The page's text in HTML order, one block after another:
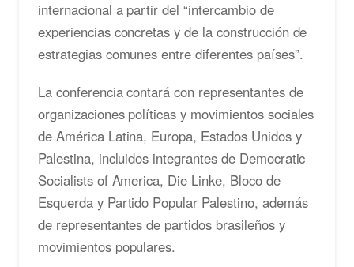
internacional a partir del “intercambio de
experiencias concretas y de la construcción de
estrategias comunes entre diferentes países”.
La conferencia contará con representantes de
organizaciones políticas y movimientos sociales
de América Latina, Europa, Estados Unidos y
Palestina, incluidos integrantes de Democratic
Socialists of America, Die Linke, Bloco de
Esquerda y Partido Popular Palestino, además
de representantes de partidos brasileños y
movimientos populares.